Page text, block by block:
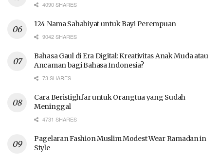
4090 SHARES
124 Nama Sahabiyat untuk Bayi Perempuan
9042 SHARES
Bahasa Gaul di Era Digital: Kreativitas Anak Muda atau
Ancaman bagi Bahasa Indonesia?
73 SHARES
Cara Beristighfar untuk Orangtua yang Sudah
Meninggal
4731 SHARES
Pagelaran Fashion Muslim Modest Wear Ramadan in
Style